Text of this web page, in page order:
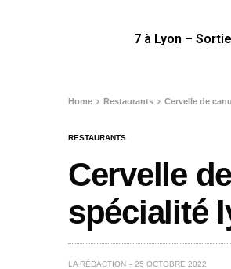
7 à Lyon –
Home Restaurants Cervelle de
RESTAURANTS
Cervelle
spécialité
LA RÉDACTION 25 OCTOBRE 2022